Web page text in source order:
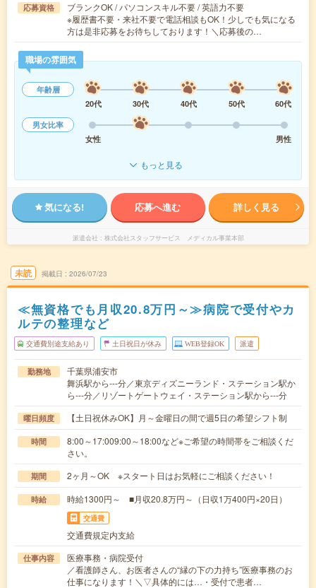
応募資格
ブランクOK / パソコンスキル不要 / 英語力不要
※履歴書不要・来社不要で電話相談もOK！少しでも気になる
方は是非応募をお待ちしております！＼応募後の…
職場の雰囲気
年齢層
20代
30代 40代 50代
60代
男女比率
女性
男性
もっと見る
気になる! 応募へ進む 詳しく見る
派遣会社 株式会社スタッフサービス メディカル事業本部
未読 掲載日 2026/07/23
≪無資格でも月収20.8万円～≫病院で受付やカ
ルテの整理など
交通費別途支給あり 土日祝日が休み WEB登録OK 派遣
勤務地
千葉県浦安市
舞浜駅から---分／東京ディズニーランド・ステーション駅か
ら---分／リゾートゲートウェイ・ステーション駅から---分
曜日頻度 【土日祝休みOK】月～金曜日の間で週5日の希望シフト制
時間
8:00～17:009:00～18:00など※ご希望の時間帯をご相談くだ
さい。
期間 2ヶ月～OK ※スタート日はお気軽にご相談ください！
時給 時給1300円～ ■月収20.8万円～（日収1万400円×20日）
交通費
交通費規定内支給
仕事内容
医療事務・病院受付
／看護師さん、お医者さんの“縁の下の力持ち”医療事務のお
仕事になります！＼▽具体的には…・受付で患者…